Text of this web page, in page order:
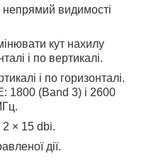
видимості
кут нахилу
і по вертикалі.
і по горизонталі.
1800 (Band 3) і 2600
2 × 15 dbi.
дії.